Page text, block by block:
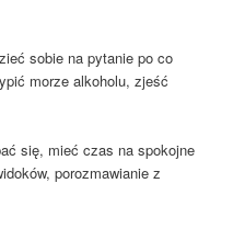
sobie na pytanie po co
morze alkoholu, zjeść
się, mieć czas na spokojne
porozmawianie z